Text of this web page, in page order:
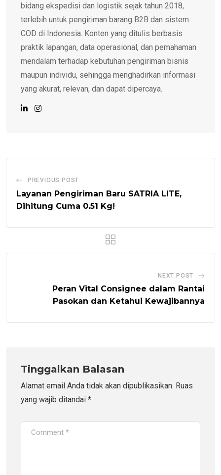
bidang ekspedisi dan logistik sejak tahun 2018,
terlebih untuk pengiriman barang B2B dan sistem
COD di Indonesia. Konten yang ditulis berbasis
praktik lapangan, data operasional, dan pemahaman
mendalam terhadap kebutuhan pengiriman bisnis
maupun individu, sehingga menghadirkan informasi
yang akurat, relevan, dan dapat dipercaya.
PREVIOUS POST
Layanan Pengiriman Baru SATRIA LITE,
Dihitung Cuma 0.51 Kg!
NEXT POST
Peran Vital Consignee dalam Rantai
Pasokan dan Ketahui Kewajibannya
Tinggalkan Balasan
Alamat email Anda tidak akan dipublikasikan. Ruas
yang wajib ditandai *